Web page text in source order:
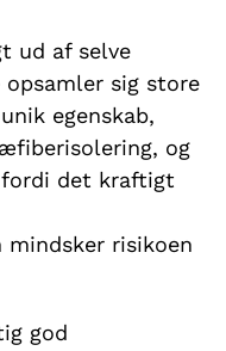
ud af selve
sig store
egenskab,
og
det kraftigt
risikoen
god